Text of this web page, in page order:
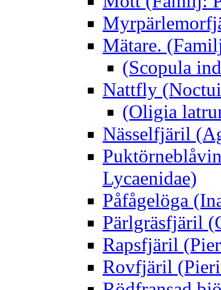
Mätare.
(Scopula
Nattfly
(Oligia
Nässelfjäril
Lycaenidae)
Påfågelöga
Pärlgräsfjäril
Rapsfjäril
Rovfjäril